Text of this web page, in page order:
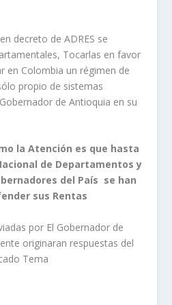
decreto de ADRES se
Tocarlas en favor
en Colombia un régimen de
propio de sistemas
de Antioquia en su
la Atención es que hasta
de Departamentos y
del País se han
sus Rentas
por El Gobernador de
originaran respuestas del
Tema